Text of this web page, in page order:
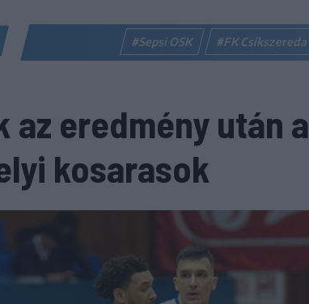
#Sepsi OSK #FK Csíkszereda
az eredmény után a
kosarasok